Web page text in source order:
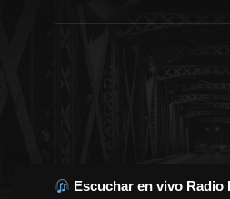
Escuchar en vivo Radio